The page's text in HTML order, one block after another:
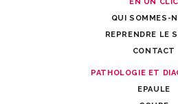
QUI SOMMES-
REPRENDRE LE
CONTACT
PATHOLOGIE ET
EPAULE